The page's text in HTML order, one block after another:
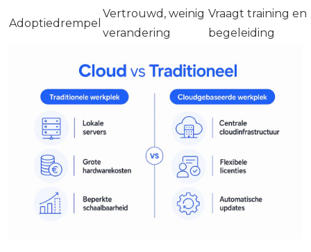
Adoptiedrempel
Vertrouwd, weinig
verandering
Vraagt training en
begeleiding